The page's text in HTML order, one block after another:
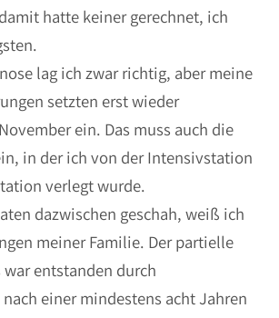
hatte keiner gerechnet, ich
lag ich zwar richtig, aber meine
setzten erst wieder
ein. Das muss auch die
in der ich von der Intensivstation
verlegt wurde.
dazwischen geschah, weiß ich
meiner Familie. Der partielle
war entstanden durch
einer mindestens acht Jahren